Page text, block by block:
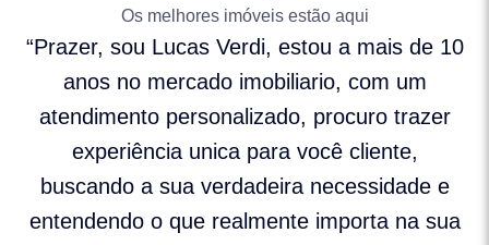
Os melhores imóveis estão aqui
“Prazer, sou Lucas Verdi, estou a mais de 10
anos no mercado imobiliario, com um
atendimento personalizado, procuro trazer
experiência unica para você cliente,
buscando a sua verdadeira necessidade e
entendendo o que realmente importa na sua